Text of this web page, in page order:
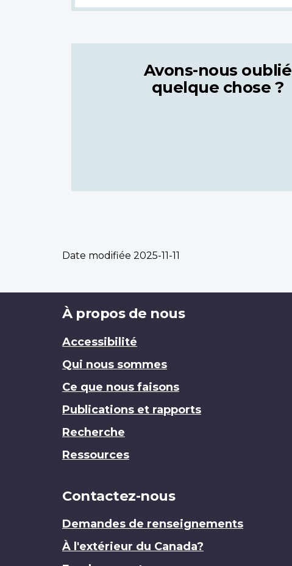
Avons-nous oublié
quelque chose ?
Date modifiée 2025-11-11
Brand
À propos de nous
Accessibilité
Qui nous sommes
Ce que nous faisons
Publications et rapports
Recherche
Ressources
Contactez-nous
Demandes de renseignements
À l'extérieur du Canada?